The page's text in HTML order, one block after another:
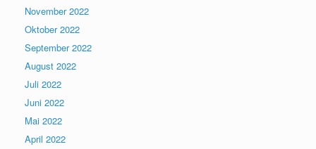
November 2022
Oktober 2022
September 2022
August 2022
Juli 2022
Juni 2022
Mai 2022
April 2022